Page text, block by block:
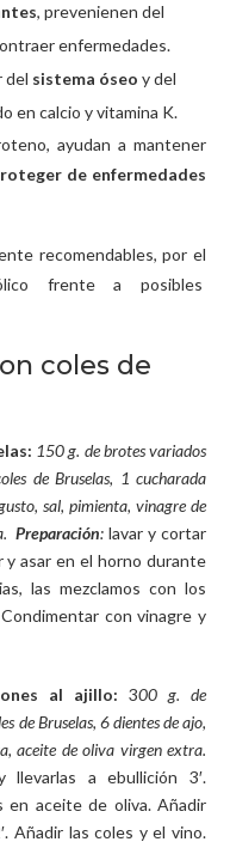
, prevenienen del
enfermedades.
del sistema óseo y del
en calcio y vitamina K.
ayudan a mantener
de enfermedades
recomendables, por el
frente a posibles
coles de
150 g. de brotes variados
de Bruselas, 1 cucharada
sal, pimienta, vinagre de
Preparación:lavar y cortar
y asar en el horno durante
las mezclamos con los
con vinagre y
al ajillo: 300 g. de
de Bruselas, 6 dientes de ajo,
aceite de oliva virgen extra.
llevarlas a ebullición 3′.
en aceite de oliva. Añadir
Añadir las coles y el vino.